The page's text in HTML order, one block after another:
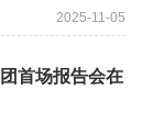
2025-11-05
首场报告会在